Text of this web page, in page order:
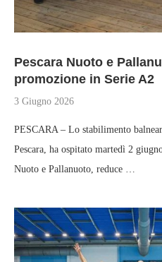
Pescara Nuoto e
promozione in Serie A2
3 Giugno 2026
PESCARA – Lo stabilimento
Pescara, ha ospitato martedì 2
Nuoto e Pallanuoto, reduce …